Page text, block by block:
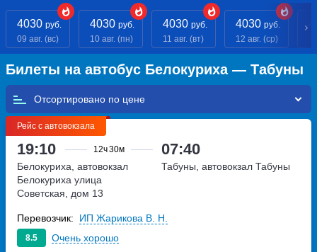
4030 руб.
09 авг. (вс)
4030 руб.
10 авг. (пн)
4030 руб.
11 авг. (вт)
4030 руб.
12 авг. (ср)
Билеты на автобус Белокуриха — Табуны
Отсортировано по
Рейс с автовокзала
19:10 12ч30м 07:40
Белокуриха, автовокзал
Белокуриха улица
Советская, дом 13
Табуны, автовокзал Табуны
8.5 Очень хорошо
Перевозчик: ИП Жарикова В. Н.